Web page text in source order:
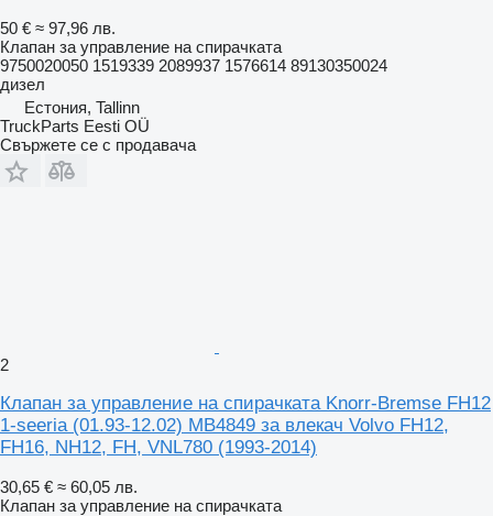
50 € ≈ 97,96 лв.
Клапан за управление на спирачката
9750020050 1519339 2089937 1576614 89130350024
дизел
Естония, Tallinn
TruckParts Eesti OÜ
Свържете се с продавача
2
Клапан за управление на спирачката Knorr-Bremse FH12
1-seeria (01.93-12.02) MB4849 за влекач Volvo FH12,
FH16, NH12, FH, VNL780 (1993-2014)
30,65 € ≈ 60,05 лв.
Клапан за управление на спирачката